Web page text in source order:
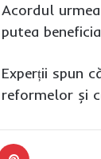
Acordul
putea
Experții spun
reformelor și